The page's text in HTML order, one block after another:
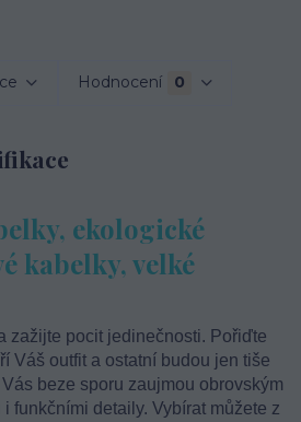
Hodnocení 0
ekologické
kabelky, velké
zažijte pocit jedinečnosti. Pořiďte
Váš outfit a ostatní budou jen tiše
beze sporu zaujmou obrovským
funkčními detaily. Vybírat můžete z